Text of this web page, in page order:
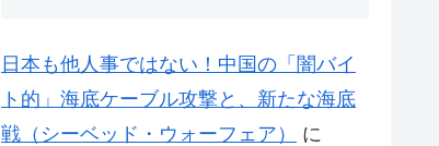
日本も他人事ではない！中国の「闇バイ
ト的」海底ケーブル攻撃と、新たな海底
戦（シーベッド・ウォーフェア）
に